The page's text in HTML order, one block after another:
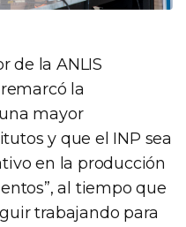
de la ANLIS
la
mayor
y que el INP sea
en la producción
al tiempo que
trabajando para